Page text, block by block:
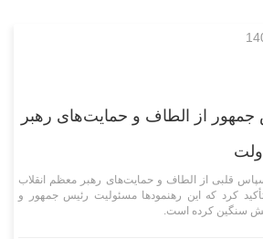
از الطاف و حمایت‌های رهبر
قلبی از الطاف و حمایت‌های رهبر معظم انقلاب
کرد که این رهنمود‌ها مسئولیت رئیس جمهور و
سنگین کرده است.